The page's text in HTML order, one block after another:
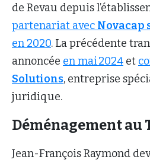
de Revau depuis
partenariat avec Novacap
en 2020. La précédente
annoncée en mai 2024 et
Solutions, entreprise
juridique.
Déménagement au
Jean-François Raymond